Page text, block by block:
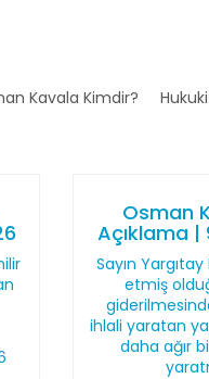
Kavala Kimdir?
Osman
Açıklama |
Sayın Yargıtay
etmiş
ihlali yaratan
daha ağır